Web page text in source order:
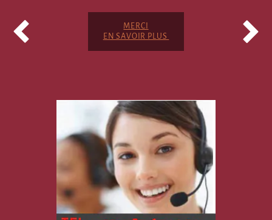
MERCI
EN SAVOIR PLUS
 